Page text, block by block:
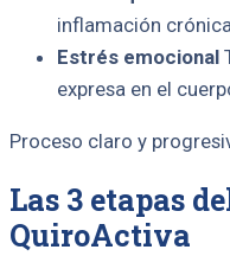
inflamación
Estrés emocional
expresa en el
Proceso claro y
Las 3 etapas
QuiroActiva